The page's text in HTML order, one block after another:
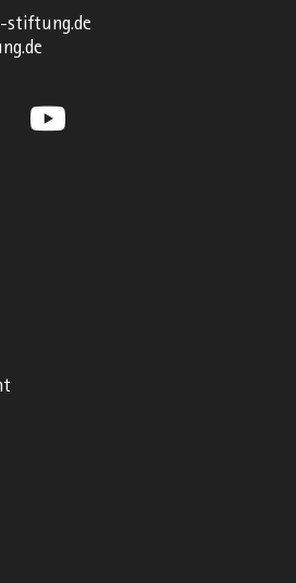
stiftung.de